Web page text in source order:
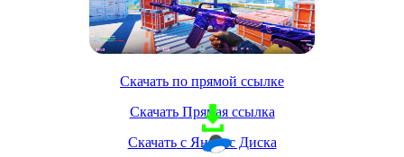
Скачать по прямой ссылке
СкачатьПрямая ссылка
Скачатьс Яндекс Диска